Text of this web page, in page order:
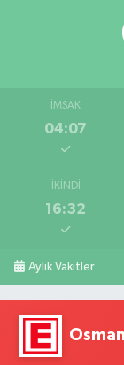
İMSAK
04:07
İKINDI
16:32
Aylık Vakitler